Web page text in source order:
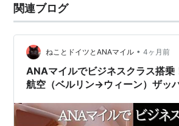
関連ブログ
ねことドイツとANAマイル • 4ヶ月前
ANAマイルでビジネスクラス搭乗
航空（ベルリン→ウィーン）ザッ
（移動編3）